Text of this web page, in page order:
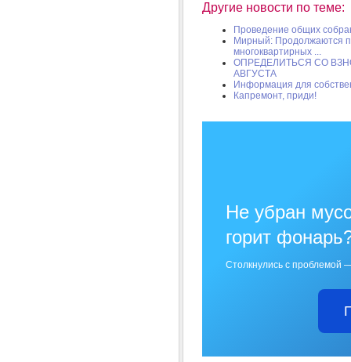
Другие новости по теме:
Проведение общих
Мирный: Продолжаются
многоквартирных ...
ОПРЕДЕЛИТЬСЯ СО
АВГУСТА
Информация для
Капремонт, приди!
Не убран
горит
Столкнулись с проблемой